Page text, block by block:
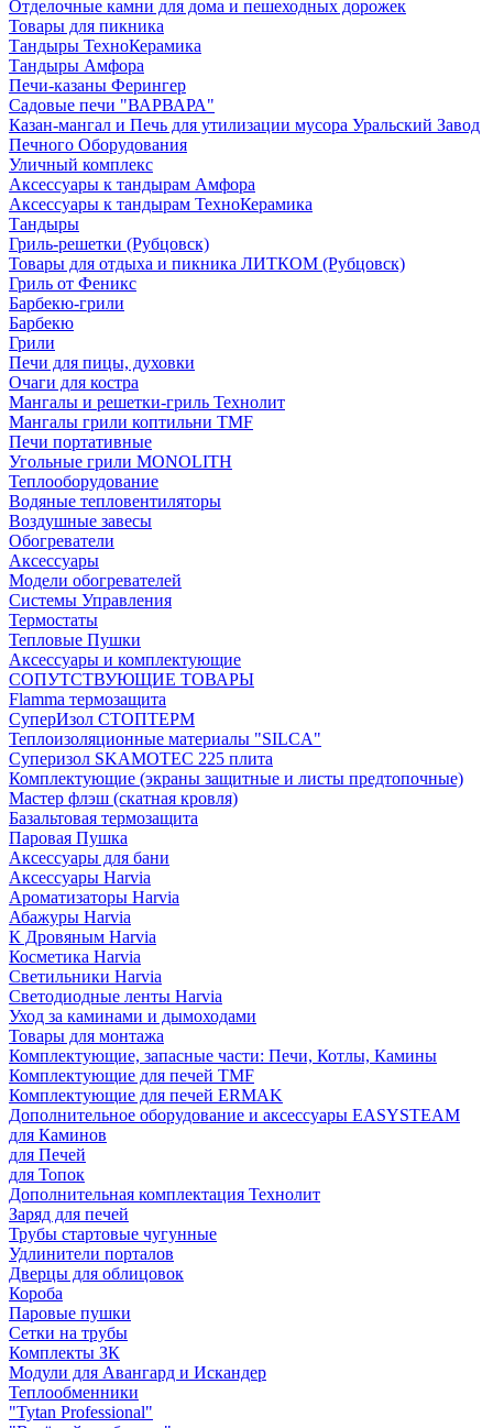
Отделочные камни для дома и пешеходных дорожек
Товары для пикника
Тандыры ТехноКерамика
Тандыры Амфора
Печи-казаны Ферингер
Садовые печи "ВАРВАРА"
Казан-мангал и Печь для утилизации мусора Уральский Завод
Печного Оборудования
Уличный комплекс
Аксессуары к тандырам Амфора
Аксессуары к тандырам ТехноКерамика
Тандыры
Гриль-решетки (Рубцовск)
Товары для отдыха и пикника ЛИТКОМ (Рубцовск)
Гриль от Феникс
Барбекю-грили
Барбекю
Грили
Печи для пицы, духовки
Очаги для костра
Мангалы и решетки-гриль Технолит
Мангалы грили коптильни TMF
Печи портативные
Угольные грили MONOLITH
Теплооборудование
Водяные тепловентиляторы
Воздушные завесы
Обогреватели
Аксессуары
Модели обогревателей
Системы Управления
Термостаты
Тепловые Пушки
Аксессуары и комплектующие
СОПУТСТВУЮЩИЕ ТОВАРЫ
Flamma термозащита
СуперИзол СТОПТЕРМ
Теплоизоляционные материалы "SILCA"
Суперизол SKAMOTEC 225 плита
Комплектующие (экраны защитные и листы предтопочные)
Мастер флэш (скатная кровля)
Базальтовая термозащита
Паровая Пушка
Аксессуары для бани
Аксессуары Harvia
Ароматизаторы Harvia
Абажуры Harvia
К Дровяным Harvia
Косметика Harvia
Светильники Harvia
Светодиодные ленты Harvia
Уход за каминами и дымоходами
Товары для монтажа
Комплектующие, запасные части: Печи, Котлы, Камины
Комплектующие для печей TMF
Комплектующие для печей ERMAK
Дополнительное оборудование и аксессуары EASYSTEAM
для Каминов
для Печей
для Топок
Дополнительная комплектация Технолит
Заряд для печей
Трубы стартовые чугунные
Удлинители порталов
Дверцы для облицовок
Короба
Паровые пушки
Сетки на трубы
Комплекты ЗК
Модули для Авангард и Искандер
Теплообменники
"Tytan Professional"